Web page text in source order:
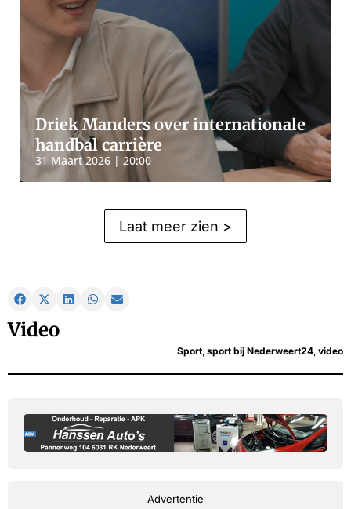
Driek Manders over internationale
handbal carrière
31 Maart 2026 | 20:00
Laat meer zien >
Video
Sport sport bij Nederweert24 video
Advertentie